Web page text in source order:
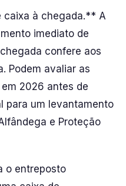
à chegada.** A
imediato de
confere aos
Podem avaliar as
2026 antes de
para um levantamento
e Proteção
o entreposto